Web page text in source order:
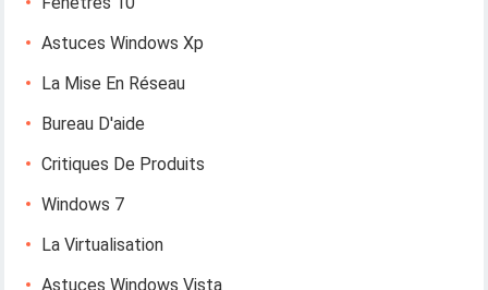
Astuces Windows Xp
La Mise En Réseau
Bureau D'aide
Critiques De Produits
Windows 7
La Virtualisation
Astuces Windows Vista